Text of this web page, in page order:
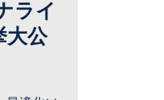
ライ
大公